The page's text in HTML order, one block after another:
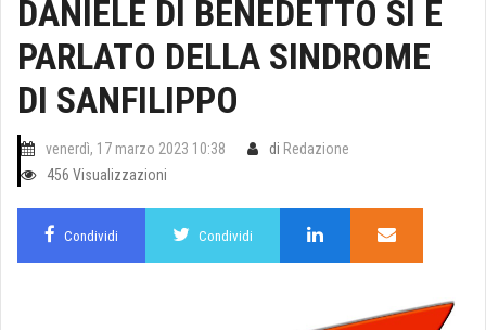
DANIELE DI BENEDETTO SI È
PARLATO DELLA SINDROME
DI SANFILIPPO
venerdì, 17 marzo 2023 10:38 di Redazione
456 Visualizzazioni
Condividi Condividi